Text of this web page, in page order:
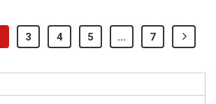
3 4 5 … 7